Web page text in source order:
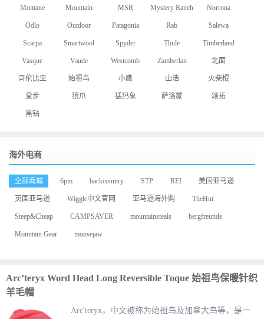
Montane Mountain
Equipment
MSR Mystery Ranch Norrona
Odlo Outdoor
Research
Patagonia Rab Salewa
Scarpa Smartwool Spyder Thule Timberland
Vasque Vaude Westcomb Zamberlan 北面
哥伦比亚 始祖鸟 小鹰 山浩 火柴棍
爱步 狼爪 猛犸象 萨洛蒙 颂拓
黑钻
海外电商
全部商城 6pm backcountry STP REI 美国亚马逊
英国亚马逊 Wiggle中文官网 亚马逊海外购 TheHut
Steep&Cheap CAMPSAVER mountainsteals bergfreunde
Mountain Gear moosejaw
Arc’teryx Word Head Long Reversible Toque 始祖鸟保暖针织
羊毛帽
Arc'teryx，中文被称为始祖鸟及加拿大鸟等，是一